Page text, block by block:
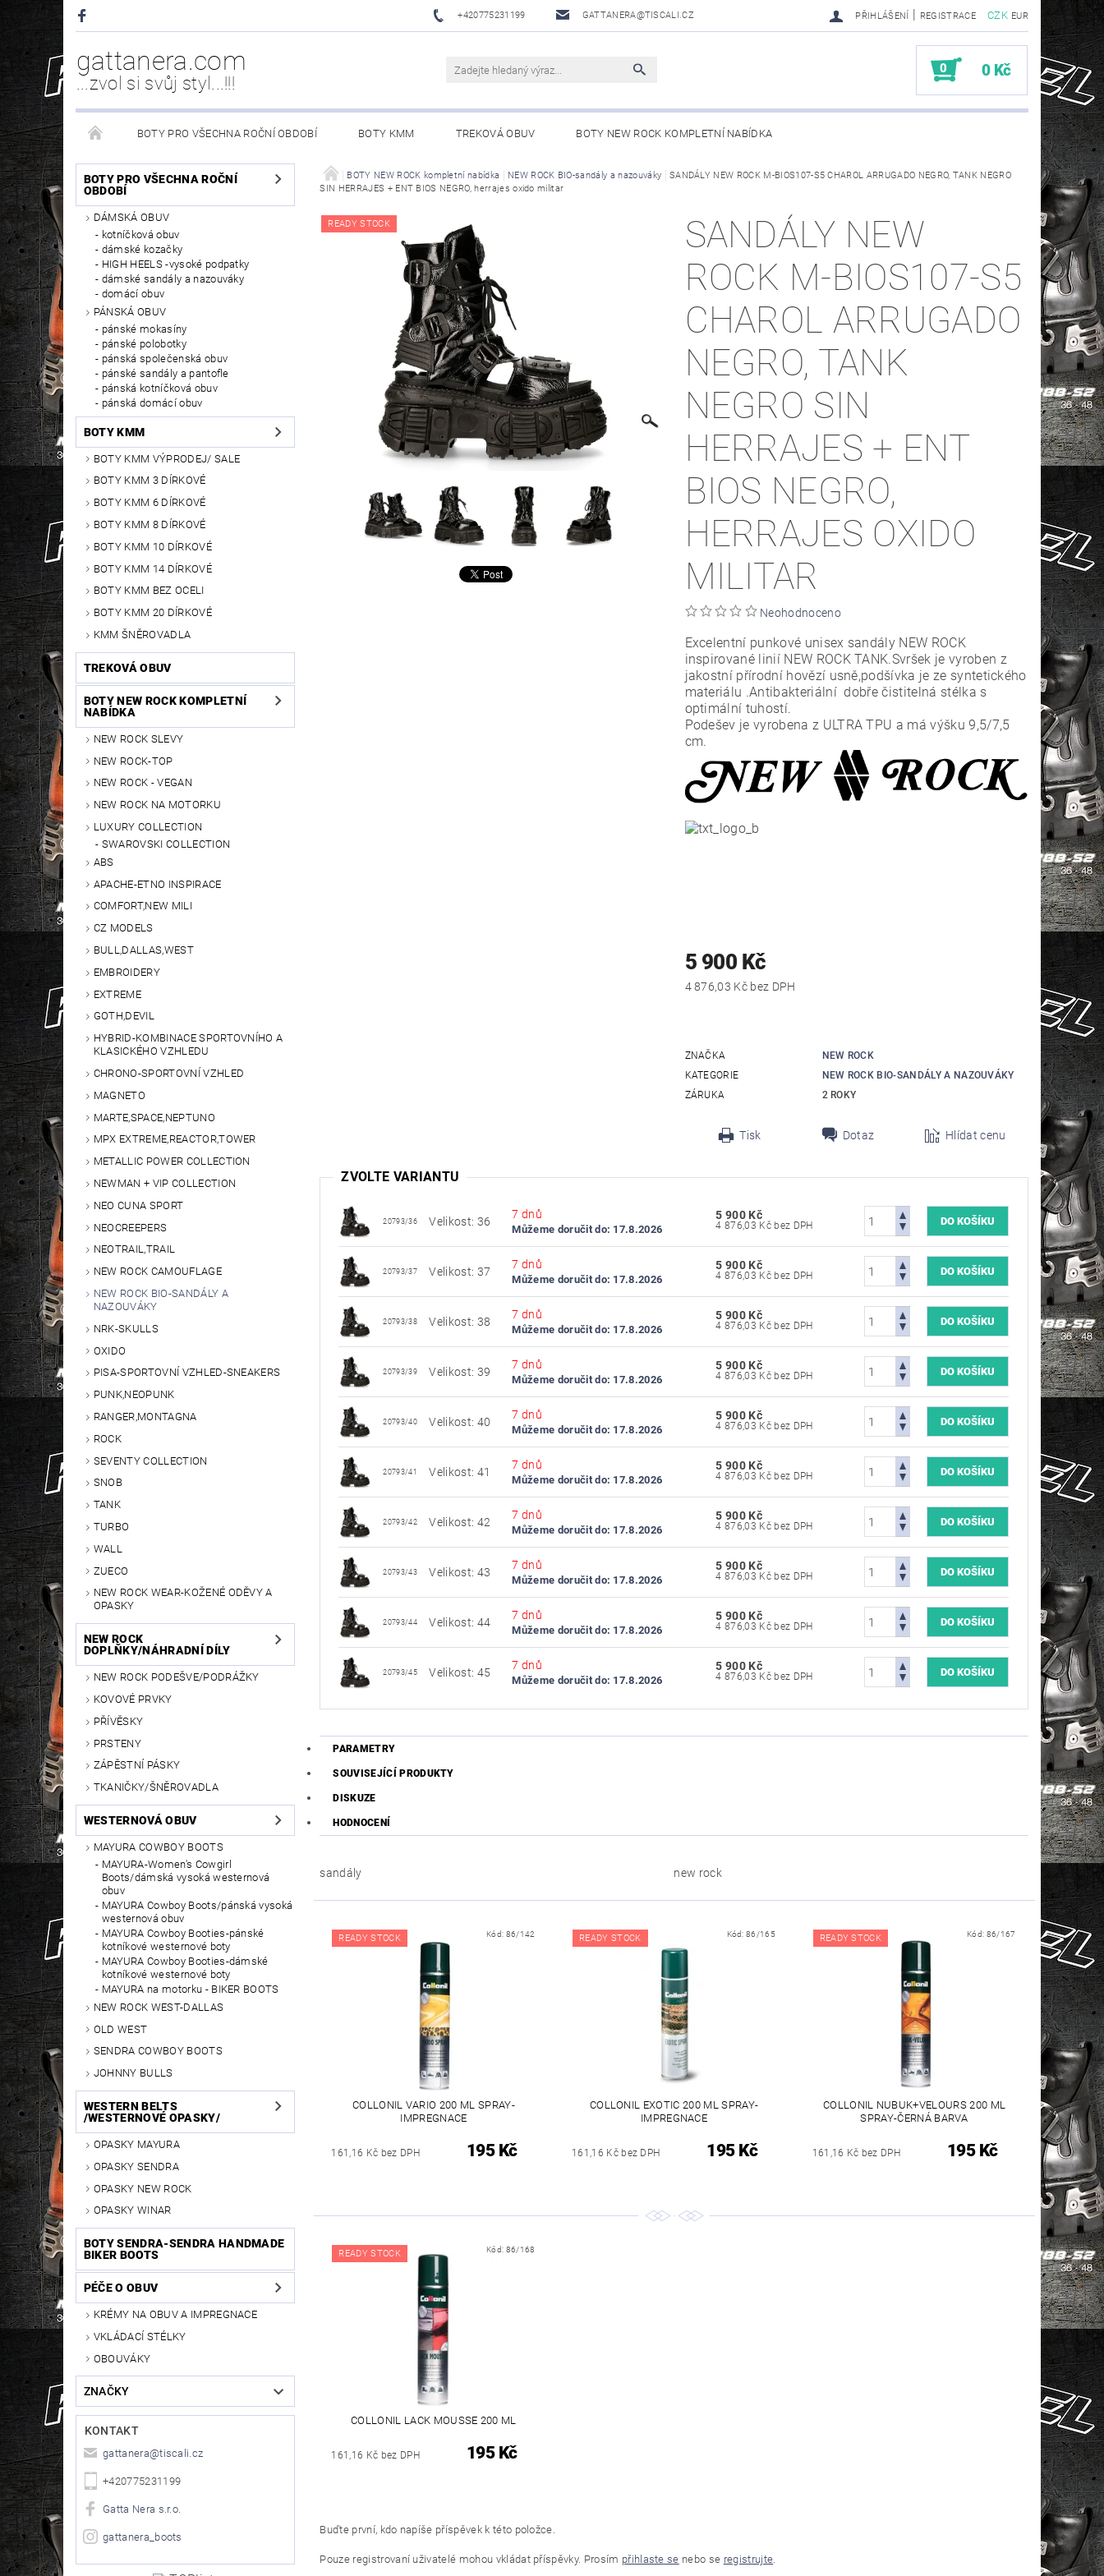
+420775231199 GATTANERA@TISCALI.CZ CZK EUR
PŘIHLÁŠENÍ | REGISTRACE
gattanera.com
...zvol si svůj styl...!!!
0 0 Kč
BOTY PRO VŠECHNA ROČNÍ OBDOBÍ BOTY KMM TREKOVÁ OBUV BOTY NEW ROCK KOMPLETNÍ NABÍDKA
NEW ROCK DOPLŇKY/NÁHRADNÍ DÍLY WESTERNOVÁ OBUV WESTERN BELTS /WESTERNOVÉ OPASKY/ BOTY SENDRA-SENDRA HANDMADE BIKER BOOTS
PÉČE O OBUV
BOTY PRO VŠECHNA ROČNÍ
OBDOBÍ
DÁMSKÁ OBUV
kotníčková obuv
dámské kozačky
HIGH HEELS -vysoké podpatky
dámské sandály a nazouváky
domácí obuv
PÁNSKÁ OBUV
pánské mokasíny
pánské polobotky
pánská společenská obuv
pánské sandály a pantofle
pánská kotníčková obuv
pánská domácí obuv
BOTY KMM
BOTY KMM VÝPRODEJ/ SALE
BOTY KMM 3 DÍRKOVÉ
BOTY KMM 6 DÍRKOVÉ
BOTY KMM 8 DÍRKOVÉ
BOTY KMM 10 DÍRKOVÉ
BOTY KMM 14 DÍRKOVÉ
BOTY KMM BEZ OCELI
BOTY KMM 20 DÍRKOVÉ
KMM ŠNĚROVADLA
TREKOVÁ OBUV
BOTY NEW ROCK KOMPLETNÍ
NABÍDKA
NEW ROCK SLEVY
NEW ROCK-TOP
NEW ROCK - VEGAN
NEW ROCK NA MOTORKU
LUXURY COLLECTION
SWAROVSKI COLLECTION
ABS
APACHE-ETNO INSPIRACE
COMFORT,NEW MILI
CZ MODELS
BULL,DALLAS,WEST
EMBROIDERY
EXTREME
GOTH,DEVIL
HYBRID-KOMBINACE SPORTOVNÍHO A
KLASICKÉHO VZHLEDU
CHRONO-SPORTOVNÍ VZHLED
MAGNETO
MARTE,SPACE,NEPTUNO
MPX EXTREME,REACTOR,TOWER
METALLIC POWER COLLECTION
NEWMAN + VIP COLLECTION
NEO CUNA SPORT
NEOCREEPERS
NEOTRAIL,TRAIL
NEW ROCK CAMOUFLAGE
NEW ROCK BIO-SANDÁLY A
NAZOUVÁKY
NRK-SKULLS
OXIDO
PISA-SPORTOVNÍ VZHLED-SNEAKERS
PUNK,NEOPUNK
RANGER,MONTAGNA
ROCK
SEVENTY COLLECTION
SNOB
TANK
TURBO
WALL
ZUECO
NEW ROCK WEAR-KOŽENÉ ODĚVY A
OPASKY
NEW ROCK
DOPLŇKY/NÁHRADNÍ DÍLY
NEW ROCK PODEŠVE/PODRÁŽKY
KOVOVÉ PRVKY
PŘÍVĚSKY
PRSTENY
ZÁPĚSTNÍ PÁSKY
TKANIČKY/ŠNĚROVADLA
WESTERNOVÁ OBUV
MAYURA COWBOY BOOTS
MAYURA-Women's Cowgirl
Boots/dámská vysoká westernová
obuv
MAYURA Cowboy Boots/pánská vysoká
westernová obuv
MAYURA Cowboy Booties-pánské
kotníkové westernové boty
MAYURA Cowboy Booties-dámské
kotníkové westernové boty
MAYURA na motorku - BIKER BOOTS
NEW ROCK WEST-DALLAS
OLD WEST
SENDRA COWBOY BOOTS
JOHNNY BULLS
WESTERN BELTS
/WESTERNOVÉ OPASKY/
OPASKY MAYURA
OPASKY SENDRA
OPASKY NEW ROCK
OPASKY WINAR
BOTY SENDRA-SENDRA HANDMADE
BIKER BOOTS
PÉČE O OBUV
KRÉMY NA OBUV A IMPREGNACE
VKLÁDACÍ STÉLKY
OBOUVÁKY
ZNAČKY
KONTAKT
gattanera@tiscali.cz
+420775231199
Gatta Nera s.r.o.
gattanera_boots
BOTY NEW ROCK kompletní nabídka NEW ROCK BIO-sandály a nazouváky
SANDÁLY NEW ROCK M-BIOS107-S5 CHAROL ARRUGADO NEGRO, TANK NEGRO
SIN HERRAJES + ENT BIOS NEGRO, herrajes oxido militar
READY STOCK
SANDÁLY NEW
ROCK M-BIOS107-S5
CHAROL ARRUGADO
NEGRO, TANK
NEGRO SIN
HERRAJES + ENT
BIOS NEGRO,
HERRAJES OXIDO
MILITAR
Neohodnoceno
Excelentní punkové unisex sandály NEW ROCK
inspirované linií NEW ROCK TANK.Svršek je vyroben z
jakostní přírodní hovězí usně,podšívka je ze syntetického
materiálu .Antibakteriální dobře čistitelná stélka s
optimální tuhostí.
Podešev je vyrobena z ULTRA TPU a má výšku 9,5/7,5
cm.
5 900 Kč
4 876,03 Kč bez DPH
ZNAČKA
NEW ROCK
KATEGORIE
NEW ROCK BIO-SANDÁLY A NAZOUVÁKY
ZÁRUKA
2 ROKY
Tisk Dotaz Hlídat cenu
ZVOLTE VARIANTU
20793/36 Velikost: 36
7 dnů
Můžeme doručit do: 17.8.2026
5 900 Kč
4 876,03 Kč bez DPH
20793/37 Velikost: 37
7 dnů
Můžeme doručit do: 17.8.2026
5 900 Kč
4 876,03 Kč bez DPH
20793/38 Velikost: 38
7 dnů
Můžeme doručit do: 17.8.2026
5 900 Kč
4 876,03 Kč bez DPH
20793/39 Velikost: 39
7 dnů
Můžeme doručit do: 17.8.2026
5 900 Kč
4 876,03 Kč bez DPH
20793/40 Velikost: 40
7 dnů
Můžeme doručit do: 17.8.2026
5 900 Kč
4 876,03 Kč bez DPH
20793/41 Velikost: 41
7 dnů
Můžeme doručit do: 17.8.2026
5 900 Kč
4 876,03 Kč bez DPH
20793/42 Velikost: 42
7 dnů
Můžeme doručit do: 17.8.2026
5 900 Kč
4 876,03 Kč bez DPH
20793/43 Velikost: 43
7 dnů
Můžeme doručit do: 17.8.2026
5 900 Kč
4 876,03 Kč bez DPH
20793/44 Velikost: 44
7 dnů
Můžeme doručit do: 17.8.2026
5 900 Kč
4 876,03 Kč bez DPH
20793/45 Velikost: 45
7 dnů
Můžeme doručit do: 17.8.2026
5 900 Kč
4 876,03 Kč bez DPH
PARAMETRY
SOUVISEJÍCÍ PRODUKTY
DISKUZE
HODNOCENÍ
sandály new rock
READY STOCK Kód: 86/142
COLLONIL VARIO 200 ML SPRAY-
IMPREGNACE
161,16 Kč bez DPH 195 Kč
READY STOCK Kód:86/165
COLLONIL EXOTIC 200 ML SPRAY-
IMPREGNACE
161,16 Kč bez DPH 195 Kč
READY STOCK Kód: 86/167
COLLONIL NUBUK+VELOURS 200 ML
SPRAY-ČERNÁ BARVA
161,16 Kč bez DPH 195 Kč
READY STOCK Kód: 86/168
COLLONIL LACK MOUSSE 200 ML
161,16 Kč bez DPH 195 Kč
Buďte první, kdo napíše příspěvek k této položce.
Pouze registrovaní uživatelé mohou vkládat příspěvky. Prosím přihlaste se nebo se registrujte